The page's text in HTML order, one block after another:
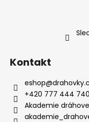
Kontakt
eshop@
+420 777 444 740
Akademie